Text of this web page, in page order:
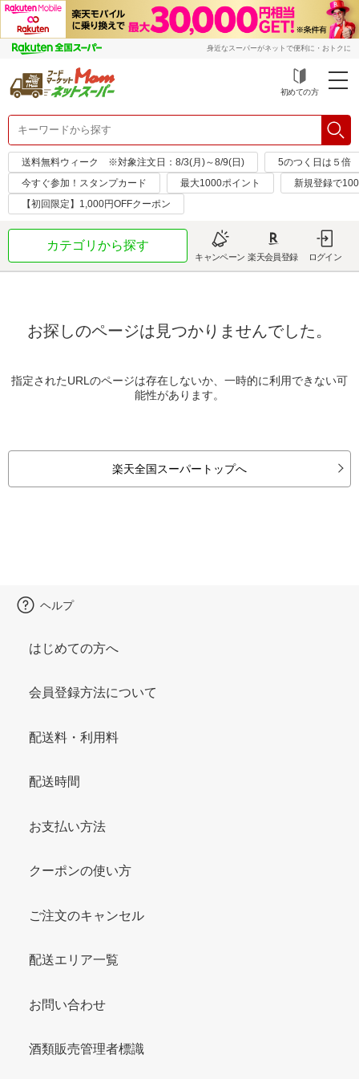
身近なスーパーがネットで便利に・おトクに
初めての方
送料無料ウィーク ※対象注文日：8/3(月)～8/9(日)
5のつく日は５倍
今すぐ参加！スタンプカード
最大1000ポイント
新規登録で
【初回限定】1,000円OFFクーポン
カテゴリから探す
キャンペーン 楽天会員登録 ログイン
お探しのページは見つかりませんでした。
指定されたURLのページは存在しないか、一時的に利用できない可
能性があります。
楽天全国スーパートップへ
ヘルプ
はじめての方へ
会員登録方法について
配送料・利用料
配送時間
お支払い方法
クーポンの使い方
ご注文のキャンセル
配送エリア一覧
お問い合わせ
酒類販売管理者標識